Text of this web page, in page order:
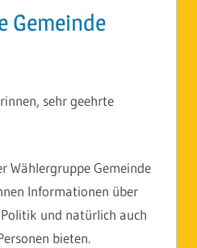
Gemeinde
sehr geehrte
Wählergruppe Gemeinde
Informationen über
und natürlich auch
bieten.